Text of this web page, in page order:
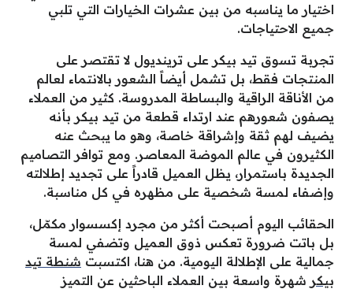
اختيار ما يناسبه من بين عشرات الخيارات التي تلبي
جميع الاحتياجات.
تجربة تسوق تيد بيكر على ترينديول لا تقتصر على
المنتجات فقط، بل تشمل أيضاً الشعور بالانتماء لعالم
من الأناقة الراقية والبساطة المدروسة. كثير من العملاء
يصفون شعورهم عند ارتداء قطعة من تيد بيكر بأنه
يضيف لهم ثقة وإشراقة خاصة، وهو ما يبحث عنه
الكثيرون في عالم الموضة المعاصر. ومع توافر التصاميم
الجديدة باستمرار، يظل العميل قادراً على تجديد إطلالته
وإضفاء لمسة شخصية على مظهره في كل مناسبة.
الحقائب اليوم أصبحت أكثر من مجرد إكسسوار مكمّل،
بل باتت ضرورة تعكس ذوق العميل وتضفي لمسة
جمالية على الإطلالة اليومية. من هنا، اكتسبت شنطة تيد
بيكر شهرة واسعة بين العملاء الباحثين عن التميز